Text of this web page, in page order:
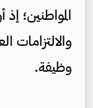
المواطنين؛
والالتزامات
وظيفة.